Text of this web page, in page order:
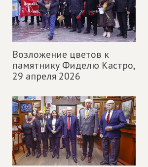
Возложение цветов к
памятнику Фиделю Кастро,
29 апреля 2026